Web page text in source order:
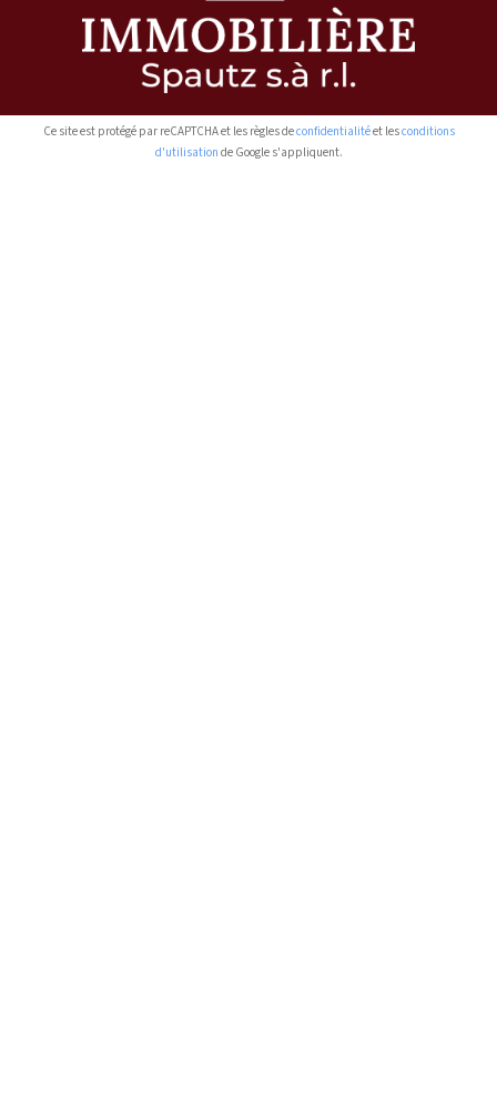
Ce site est protégé par reCAPTCHA et les règles deconfidentialitéet lesconditions
d'utilisation de Google s'appliquent.